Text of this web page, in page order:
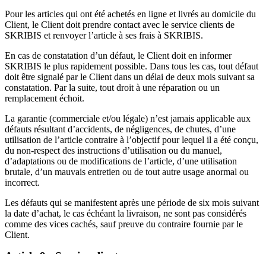
Pour les articles qui ont été achetés en ligne et livrés au domicile du
Client, le Client doit prendre contact avec le service clients de
SKRIBIS et renvoyer l’article à ses frais à SKRIBIS.
En cas de constatation d’un défaut, le Client doit en informer
SKRIBIS le plus rapidement possible. Dans tous les cas, tout défaut
doit être signalé par le Client dans un délai de deux mois suivant sa
constatation. Par la suite, tout droit à une réparation ou un
remplacement échoit.
La garantie (commerciale et/ou légale) n’est jamais applicable aux
défauts résultant d’accidents, de négligences, de chutes, d’une
utilisation de l’article contraire à l’objectif pour lequel il a été conçu,
du non-respect des instructions d’utilisation ou du manuel,
d’adaptations ou de modifications de l’article, d’une utilisation
brutale, d’un mauvais entretien ou de tout autre usage anormal ou
incorrect.
Les défauts qui se manifestent après une période de six mois suivant
la date d’achat, le cas échéant la livraison, ne sont pas considérés
comme des vices cachés, sauf preuve du contraire fournie par le
Client.